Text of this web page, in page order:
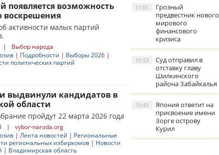
появляется возможность
воскрешения
активности малых партий
|
Выбор народа
| Подробности | Выборы 2026 |
политических партий
выдвинули кандидатов в
области
пройдут 22 марта 2026 года
|
vybor-naroda.org
| Лента новостей | Региональные
региональных избиркомов | Новости
| Владимирская область
Грозный
предвестник нового
мирового
финансового
кризиса
11:01
Суд отправил в
отставку главу
Шилкинского
района Забайкалья
10:53
Япония ответит на
присвоение имени
Зорге острову
Курил
10:43